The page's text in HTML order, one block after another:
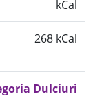
kCal
268 kCal
Dulciuri